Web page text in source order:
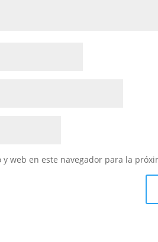
web en este navegador para la